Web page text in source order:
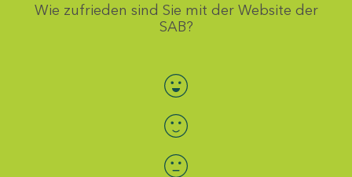
Wie zufrieden sind Sie mit der Website der
SAB?
Bewertung auswählen